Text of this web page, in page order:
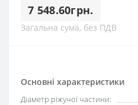
7 548.60грн.
Загальна сума, без ПДВ
Основні характеристики
Діаметр ріжучої частини: